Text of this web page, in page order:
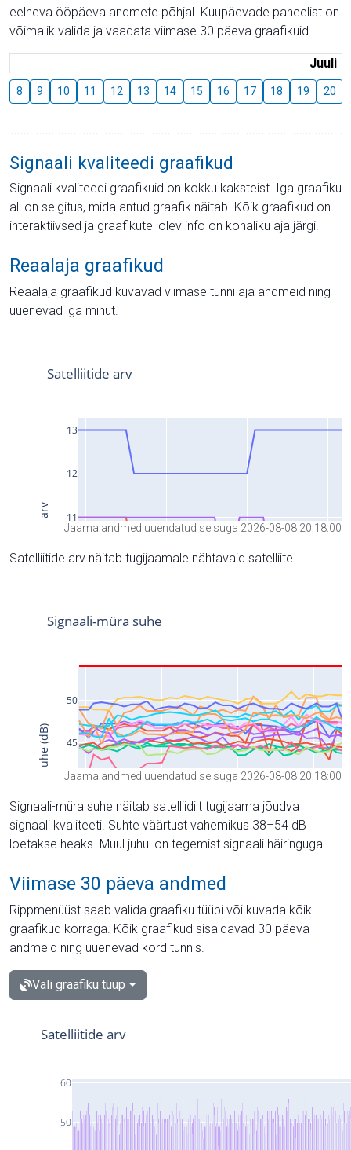
eelneva ööpäeva andmete põhjal. Kuupäevade paneelist on
võimalik valida ja vaadata viimase 30 päeva graafikuid.
Juuli
8 9 10 11 12 13 14 15 16 17 18 19 20
Signaali kvaliteedi graafikud
Signaali kvaliteedi graafikuid on kokku kaksteist. Iga graafiku
all on selgitus, mida antud graafik näitab. Kõik graafikud on
interaktiivsed ja graafikutel olev info on kohaliku aja järgi.
Reaalaja graafikud
Reaalaja graafikud kuvavad viimase tunni aja andmeid ning
uuenevad iga minut.
Jaama andmed uuendatud seisuga 2026-08-08 20:18:00
Satelliitide arv näitab tugijaamale nähtavaid satelliite.
Jaama andmed uuendatud seisuga 2026-08-08 20:18:00
Signaali-müra suhe näitab satelliidilt tugijaama jõudva
signaali kvaliteeti. Suhte väärtust vahemikus 38–54 dB
loetakse heaks. Muul juhul on tegemist signaali häiringuga.
Viimase 30 päeva andmed
Rippmenüüst saab valida graafiku tüübi või kuvada kõik
graafikud korraga. Kõik graafikud sisaldavad 30 päeva
andmeid ning uuenevad kord tunnis.
Vali graafiku tüüp
50
60
Satelliitide arv